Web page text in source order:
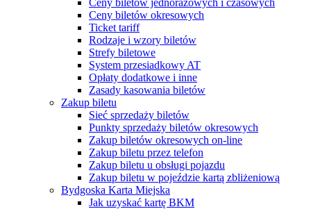
Ceny biletów okresowych
Ticket tariff
Rodzaje i wzory biletów
Strefy biletowe
System przesiadkowy AT
Opłaty dodatkowe i inne
Zasady kasowania biletów
Zakup biletu
Sieć sprzedaży biletów
Punkty sprzedaży biletów okresowych
Zakup biletów okresowych on-line
Zakup biletu przez telefon
Zakup biletu u obsługi pojazdu
Zakup biletu w pojeździe kartą zbliżeniową
Bydgoska Karta Miejska
Jak uzyskać kartę BKM